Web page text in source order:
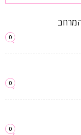
0
0
0